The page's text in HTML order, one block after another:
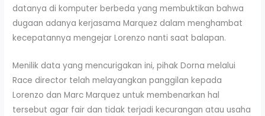
datanya di komputer berbeda yang membuktikan bahwa
dugaan adanya kerjasama Marquez dalam menghambat
kecepatannya mengejar Lorenzo nanti saat balapan.
Menilik data yang mencurigakan ini, pihak Dorna melalui
Race director telah melayangkan panggilan kepada
Lorenzo dan Marc Marquez untuk membenarkan hal
tersebut agar fair dan tidak terjadi kecurangan atau usaha